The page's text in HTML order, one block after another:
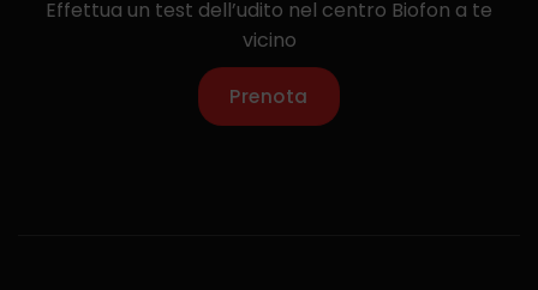
Effettua un test dell’udito nel centro Biofon a te
vicino
Prenota